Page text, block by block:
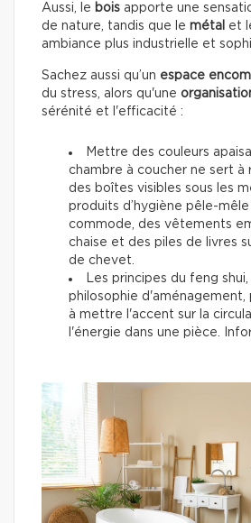
Aussi, le bois apporte une
de nature, tandis que le métal et
ambiance plus industrielle et
Sachez aussi qu’un espace
du stress, alors qu'une
sérénité et l'efficacité :
Mettre des couleurs
chambre à coucher ne sert à
des boîtes visibles sous les
produits d’hygiène pêle-mêle
commode, des vêtements
chaise et des piles de livres
de chevet.
Les principes du feng shui,
philosophie d'aménagement,
à mettre l'accent sur la
l'énergie dans une pièce.